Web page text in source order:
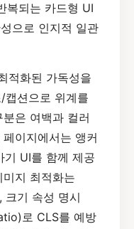
복되는 카드형 UI
으로 인지적 일관
적화된 가독성을
캡션으로 위계를
은 여백과 컬러
이지에서는 앵커
기 UI를 함께 제공
지 최적화는
크기 속성 명시
로 CLS를 예방